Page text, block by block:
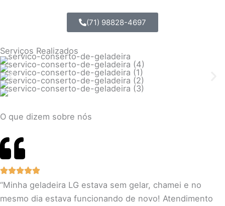
(71) 98828-4697
Serviços Realizados
O que dizem sobre nós
“Minha geladeira LG estava sem gelar, chamei e no
mesmo dia estava funcionando de novo! Atendimento